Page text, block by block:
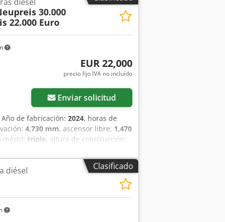
trasero, faro de trabajo
espejo interior, espejo exterior, luz
diésel
30.000
22.000 Euro
EUR 22,000
precio fijo IVA no incluído
Enviar solicitud
Año de fabricación: 2024, horas de
4,730 mm, ascensor libre: 1,470
mástil: triple, altura de construcción:
delantero:
Hepfx Anzskr Número de serie:
Clasificado
diésel